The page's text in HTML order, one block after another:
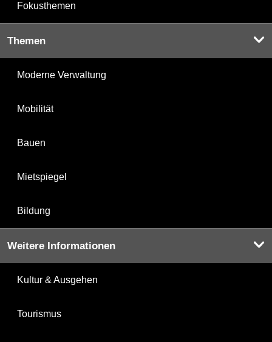
Fokusthemen
Themen
Moderne Verwaltung
Mobilität
Bauen
Mietspiegel
Bildung
Weitere Informationen
Kultur & Ausgehen
Tourismus